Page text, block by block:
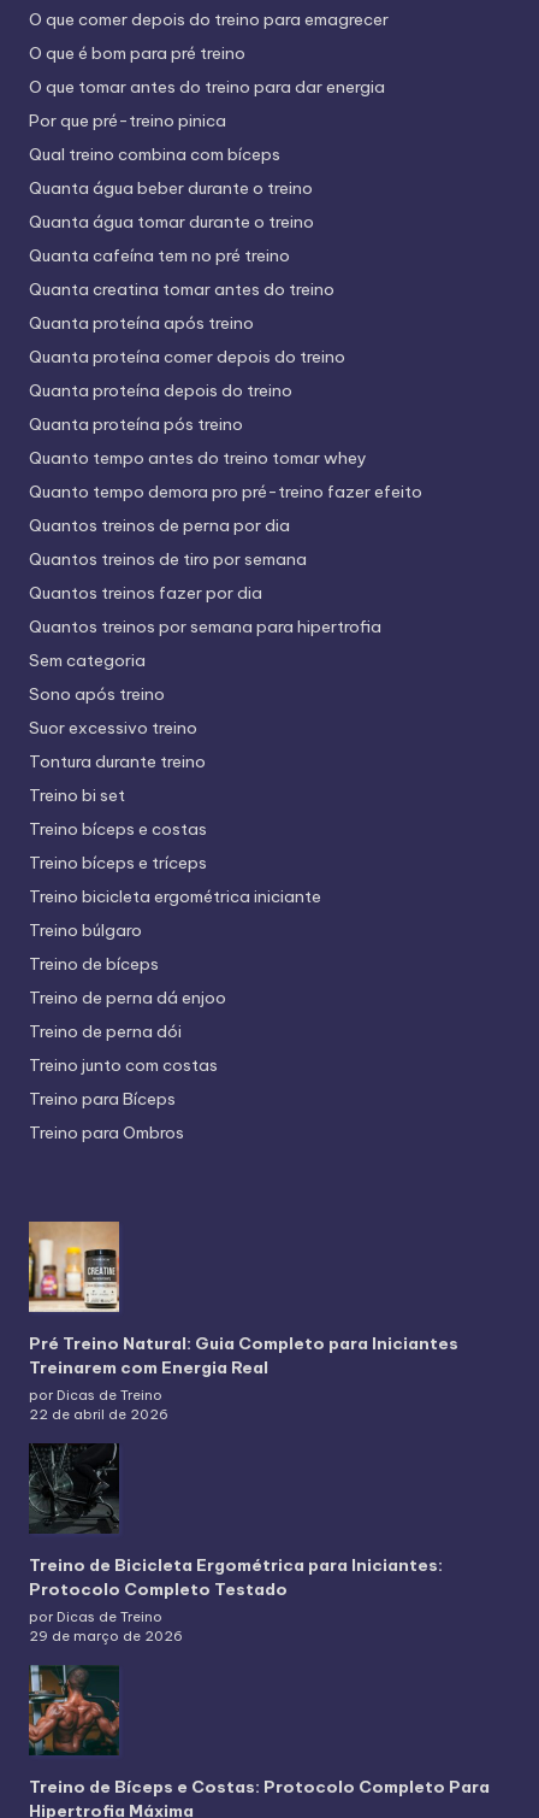
O que comer depois do treino para emagrecer
O que é bom para pré treino
O que tomar antes do treino para dar energia
Por que pré-treino pinica
Qual treino combina com bíceps
Quanta água beber durante o treino
Quanta água tomar durante o treino
Quanta cafeína tem no pré treino
Quanta creatina tomar antes do treino
Quanta proteína após treino
Quanta proteína comer depois do treino
Quanta proteína depois do treino
Quanta proteína pós treino
Quanto tempo antes do treino tomar whey
Quanto tempo demora pro pré-treino fazer efeito
Quantos treinos de perna por dia
Quantos treinos de tiro por semana
Quantos treinos fazer por dia
Quantos treinos por semana para hipertrofia
Sem categoria
Sono após treino
Suor excessivo treino
Tontura durante treino
Treino bi set
Treino bíceps e costas
Treino bíceps e tríceps
Treino bicicleta ergométrica iniciante
Treino búlgaro
Treino de bíceps
Treino de perna dá enjoo
Treino de perna dói
Treino junto com costas
Treino para Bíceps
Treino para Ombros
Pré Treino Natural: Guia Completo para Iniciantes
Treinarem com Energia Real
por Dicas de Treino
22 de abril de 2026
Treino de Bicicleta Ergométrica para Iniciantes:
Protocolo Completo Testado
por Dicas de Treino
29 de março de 2026
Treino de Bíceps e Costas: Protocolo Completo Para
Hipertrofia Máxima